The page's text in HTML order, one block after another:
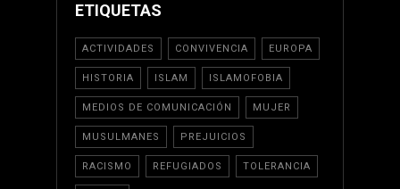
ETIQUETAS
ACTIVIDADES CONVIVENCIA EUROPA
HISTORIA ISLAM ISLAMOFOBIA
MEDIOS DE COMUNICACIÓN MUJER
MUSULMANES PREJUICIOS
RACISMO REFUGIADOS TOLERANCIA